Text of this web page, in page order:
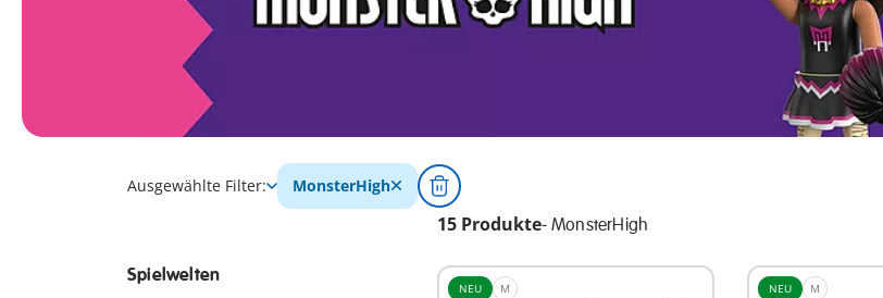
Ausgewählte Filter: MonsterHigh
15 Produkte- MonsterHigh
Spielwelten
NEU M NEU M